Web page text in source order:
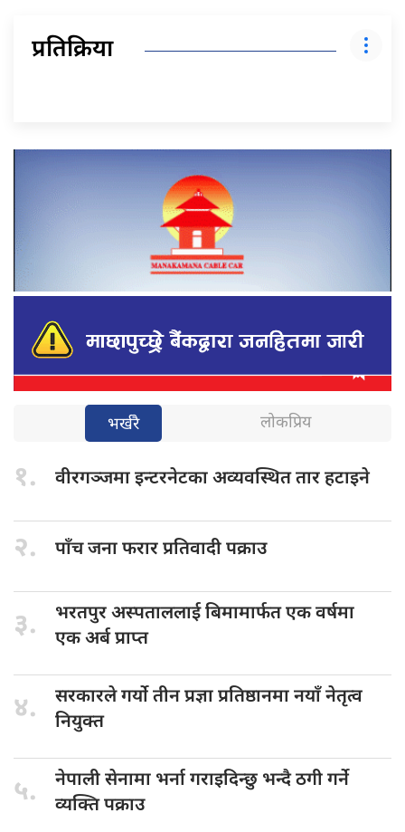
प्रतिक्रिया
भर्खरै लोकप्रिय
१. वीरगञ्जमा इन्टरनेटकाअव्यवस्थित तार हटाइने
२. पाँच जनाफरार प्रतिवादी पक्राउ
३. भरतपुर अस्पताललाईबिमामार्फत एक वर्षमा
एक अर्ब प्राप्त
४. सरकारले गर्योतीन प्रज्ञा प्रतिष्ठानमा नयाँ नेतृत्व
नियुक्त
५. नेपाली सेनामा भर्ना गराइदिन्छु भन्दै ठगी गर्ने
व्यक्ति पक्राउ